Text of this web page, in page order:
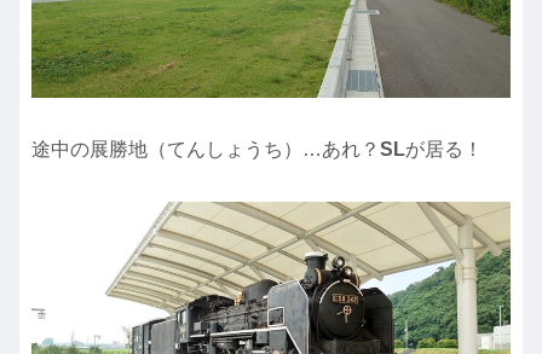
途中の展勝地（てんしょうち）…あれ？ SLが居る！